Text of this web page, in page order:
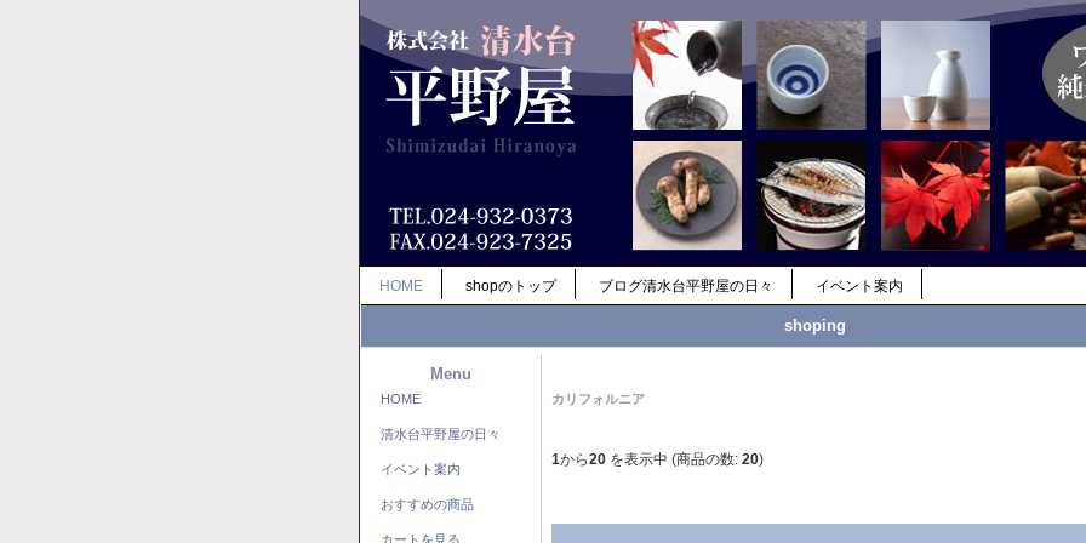
HOME shopのトップ ブログ清水台平野屋の日々 イベント案内
shoping
Menu
HOME
清水台平野屋の日々
イベント案内
おすすめの商品
カートを見る
カリフォルニア
1から20 を表示中 (商品の数: 20)